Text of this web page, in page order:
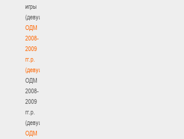
игры
(девушки)
ОДМ
2008-
2009
гг.р.
(девушки)
ОДМ
2008-
2009
гг.р.
(девушки)
ОДМ